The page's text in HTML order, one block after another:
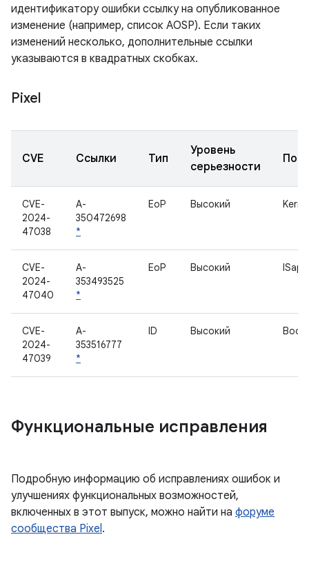
идентификатору ошибки ссылку на опубликованное
изменение (например, список AOSP). Если таких
изменений несколько, дополнительные ссылки
указываются в квадратных скобках.
Pixel
CVE Ссылки Тип
Уровень
серьезности
CVE-
2024-
47038
A-
350472698
*
EoP Высокий
CVE-
2024-
47040
A-
353493525
*
EoP Высокий ISap
CVE-
2024-
47039
A-
353516777
*
ID Высокий
Функциональные исправления
Подробную информацию об исправлениях ошибок и
улучшениях функциональных возможностей,
включенных в этот выпуск, можно найти на форуме
сообщества Pixel.